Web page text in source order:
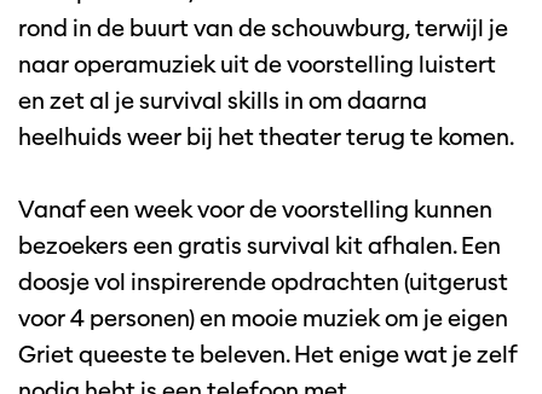
rond in de buurt van de schouwburg, terwijl je
naar operamuziek uit de voorstelling luistert
en zet al je survival skills in om daarna
heelhuids weer bij het theater terug te komen.
Vanaf een week voor de voorstelling kunnen
bezoekers een gratis survival kit afhalen. Een
doosje vol inspirerende opdrachten (uitgerust
voor 4 personen) en mooie muziek om je eigen
Griet queeste te beleven. Het enige wat je zelf